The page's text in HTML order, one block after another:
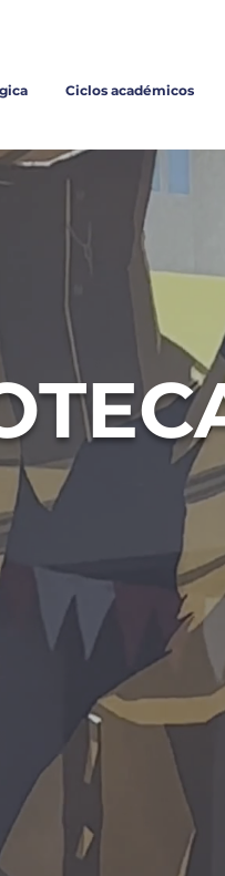
Ciclos académicos